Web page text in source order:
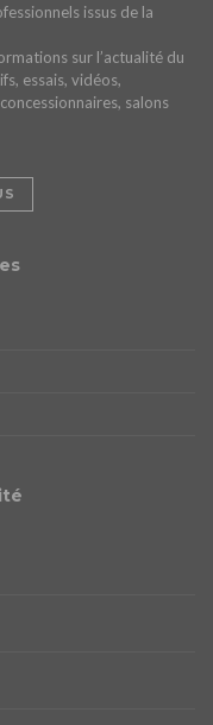
issus de la
sur l’actualité du
essais, vidéos,
salons